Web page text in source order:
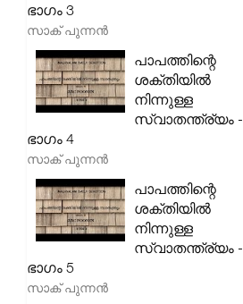
ഭാഗം 3
സാക് പുന്നൻ
പാപത്തിന്റെ
ശക്തിയിൽ
നിന്നുള്ള
സ്വാതന്ത്ര്യം -
ഭാഗം 4
സാക് പുന്നൻ
പാപത്തിന്റെ
ശക്തിയിൽ
നിന്നുള്ള
സ്വാതന്ത്ര്യം -
ഭാഗം 5
സാക് പുന്നൻ